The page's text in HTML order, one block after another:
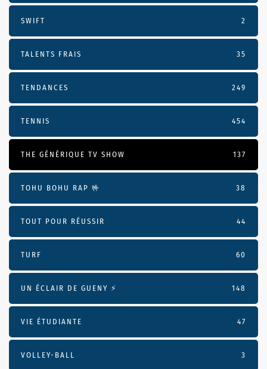
SWIFT 2
TALENTS FRAIS 35
TENDANCES 249
TENNIS 454
THE GÉNÉRIQUE TV SHOW 137
TOHU BOHU RAP 🤟 38
TOUT POUR RÉUSSIR 44
TURF 60
UN ÉCLAIR DE GUENY ⚡️ 148
VIE ÉTUDIANTE 47
VOLLEY-BALL 3